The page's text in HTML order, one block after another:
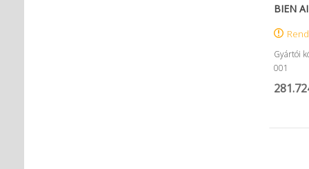
BIEN
Gyártói
001